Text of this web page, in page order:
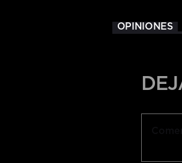
OPINIONES